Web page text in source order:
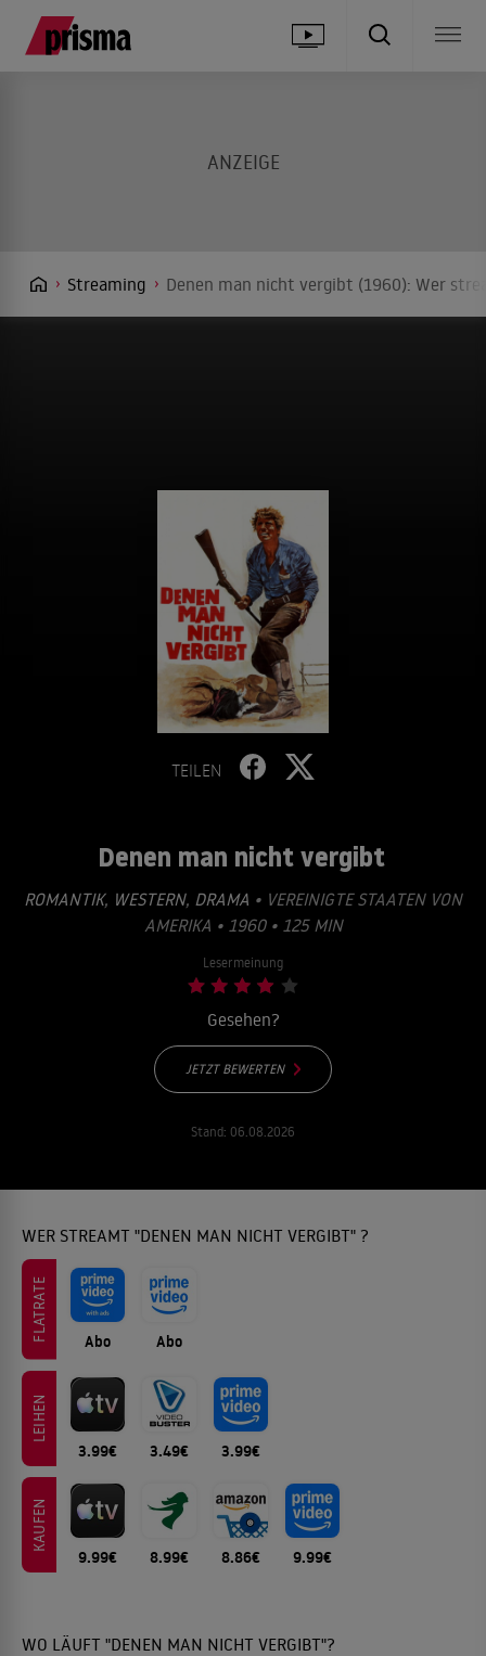
Streaming Denen man nicht vergibt (1960): Wer
TEILEN
Denen man nicht vergibt
ROMANTIK, WESTERN, DRAMA • VEREINIGTE STAATEN VON
AMERIKA • 1960 • 125 MIN
Lesermeinung
Gesehen?
JETZT BEWERTEN
Stand: 06.08.2026
WER STREAMT "DENEN MAN NICHT VERGIBT" ?
FLATRATE Abo Abo
LEIHEN
3.99€ 3.49€ 3.99€
KAUFEN
9.99€ 8.99€ 8.86€ 9.99€
WO LÄUFT "DENEN MAN NICHT VERGIBT"?